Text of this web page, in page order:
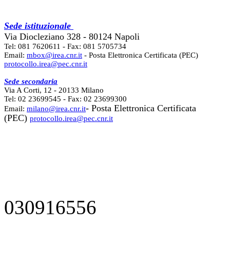
Sede istituzionale
Via Diocleziano 328 - 80124 Napoli
Tel: 081 7620611 - Fax: 081 5705734
Email: mbox@irea.cnr.it - Posta Elettronica Certificata (PEC)
protocollo.irea@pec.cnr.it
Sede secondaria
Via A Corti, 12 - 20133 Milano
Tel: 02 23699545 - Fax: 02 23699300
Email: milano@irea.cnr.it- Posta Elettronica Certificata
(PEC) protocollo.irea@pec.cnr.it
030916556